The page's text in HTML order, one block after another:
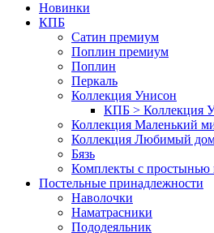
Новинки
КПБ
Сатин премиум
Поплин премиум
Поплин
Перкаль
Коллекция Унисон
КПБ >
Коллекция Маленький
Коллекция Любимый
Бязь
Комплекты с простынью
Постельные принадлежности
Наволочки
Наматрасники
Пододеяльник